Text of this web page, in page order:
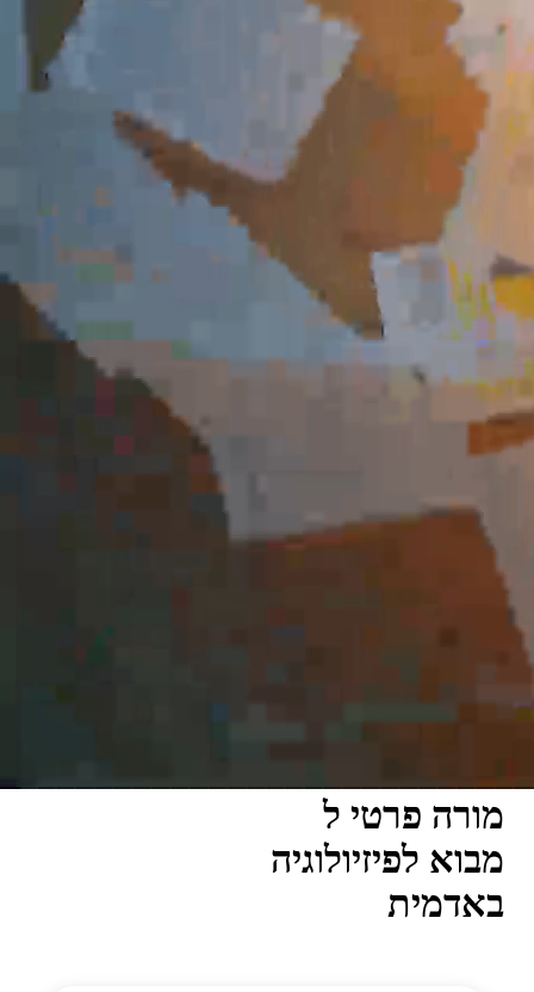
מורה פרטי ל
מבוא לפיזיולוגיה
באדמית